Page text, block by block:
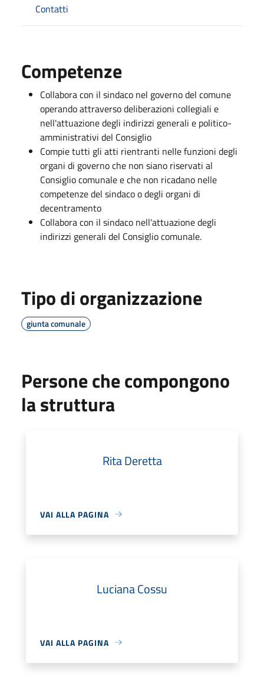
Contatti
Competenze
Collabora con il sindaco nel governo del comune
operando attraverso deliberazioni collegiali e
nell'attuazione degli indirizzi generali e politico-
amministrativi del Consiglio
Compie tutti gli atti rientranti nelle funzioni degli
organi di governo che non siano riservati al
Consiglio comunale e che non ricadano nelle
competenze del sindaco o degli organi di
decentramento
Collabora con il sindaco nell'attuazione degli
indirizzi generali del Consiglio comunale.
Tipo di organizzazione
giunta comunale
Persone che compongono
la struttura
Rita Deretta
VAI ALLA PAGINA
Luciana Cossu
VAI ALLA PAGINA